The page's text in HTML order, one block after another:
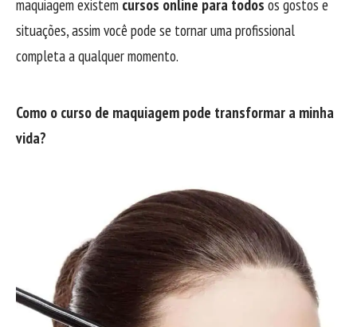
maquiagem existem cursos online para todos os gostos e
situações, assim você pode se tornar uma profissional
completa a qualquer momento.
Como o curso de maquiagem pode transformar a minha
vida?